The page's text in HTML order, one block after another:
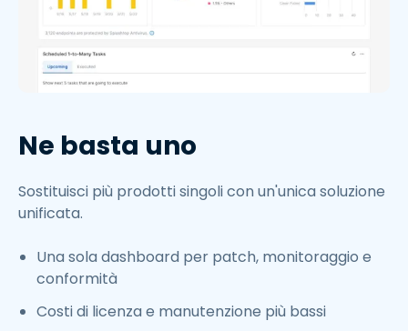
Ne basta uno
Sostituisci più prodotti singoli con un'unica soluzione
unificata.
Una sola dashboard per patch, monitoraggio e
conformità
Costi di licenza e manutenzione più bassi